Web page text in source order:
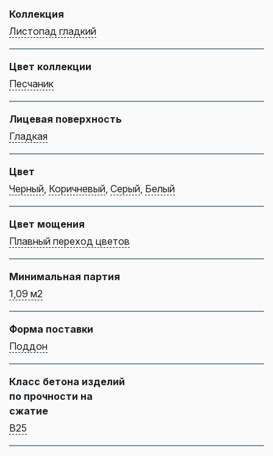
Коллекция
Листопад гладкий
Цвет коллекции
Песчаник
Лицевая поверхность
Гладкая
Цвет
Черный Коричневый Серый Белый
Цвет мощения
Плавный переход цветов
Минимальная партия
1,09 м2
Форма поставки
Поддон
Класс бетона изделий
по прочности на
сжатие
B25